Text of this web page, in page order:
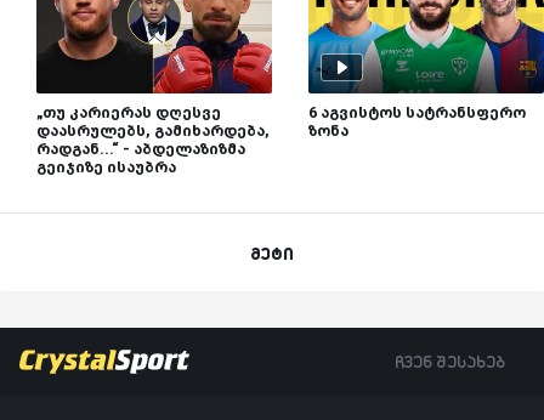
„თუ კარიერას დღესვე
დაასრულებს, გამიხარდება,
რადგან...“ - აბდელაზიზმა
გეიჯიზე ისაუბრა
6 აგვისტოს სატრანსფერო
ზონა
მეტი
ჩვენ შესახებ